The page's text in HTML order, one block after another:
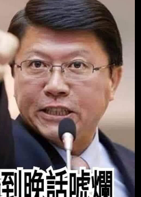
黨團總召陳清龍指出，徐佳青
委會副委員長、2023年接任委
時間已出國47次、累計526
帑2383萬元；這段期間僑委會
9264萬元，徐佳青一人就佔了
年有三分之一的時間都在海外。
佳青2023年5月至7月出訪美
拉圭、